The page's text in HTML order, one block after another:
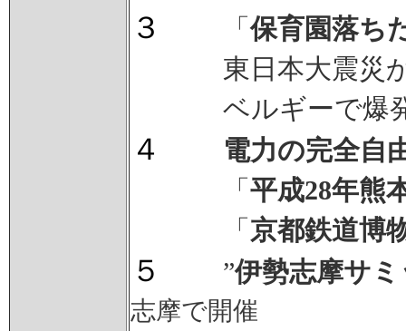
３ 「保育園落ち
東日本大震災
ベルギーで爆
４
電力の完全自
「 平成28年熊
「 京都鉄道博
５ ”伊勢志摩サ
志摩で開催